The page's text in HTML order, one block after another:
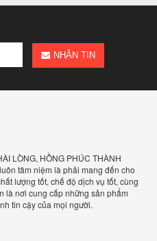
NHẬN TIN
LÒNG, HỒNG PHÚC THÀNH
tâm niệm là phải mang đến cho
lượng tốt, chế độ dịch vụ tốt, cùng
là nơi cung cấp những sản phẩm
tin cậy của mọi người.